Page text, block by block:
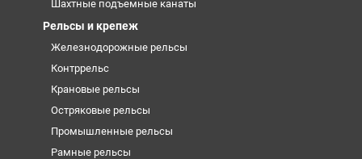
Шахтные подъемные канаты
Рельсы и крепеж
Железнодорожные рельсы
Контррельс
Крановые рельсы
Остряковые рельсы
Промышленные рельсы
Рамные рельсы